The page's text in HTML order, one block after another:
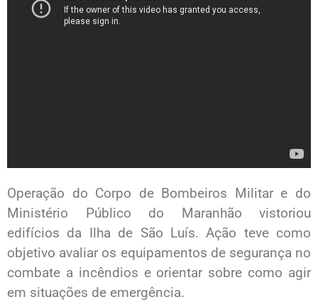
Operação do Corpo de Bombeiros Militar e do
Ministério Público do Maranhão vistoriou
edifícios da Ilha de São Luís. Ação teve como
objetivo avaliar os equipamentos de segurança no
combate a incêndios e orientar sobre como agir
em situações de emergência.